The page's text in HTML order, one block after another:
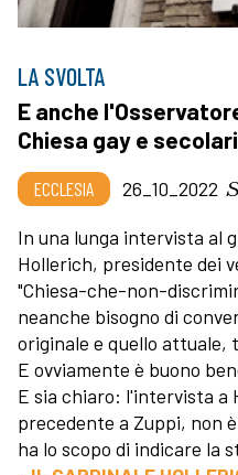
LA SVOLTA
E anche
Chiesa gay e
ECCLESIA 26_10_2022
In una lunga intervista al
Hollerich, presidente dei
"Chiesa-che-non-
neanche bisogno di
originale e quello attuale,
E ovviamente è buono
E sia chiaro: l'intervista a
precedente a Zuppi, non
ha lo scopo di indicare la